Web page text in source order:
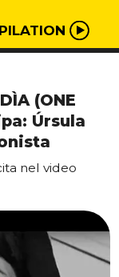
(ONE
Úrsula
nel video